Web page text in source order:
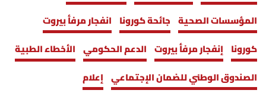
المؤسسات الصحية جائحة كورونا انفجار مرفأ بيروت
كورونا إنفجار مرفأ بيروت الدعم الحكومي الأخطاء الطبية
الصندوق الوطني للضمان الإجتماعي إعلام